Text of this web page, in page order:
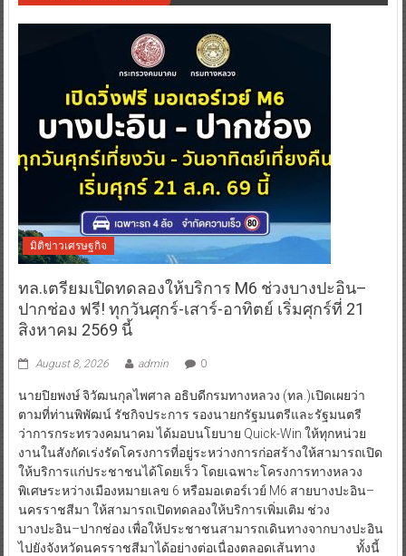
มิติข่าวเศรษฐกิจ
ทล.เตรียมเปิดทดลองให้บริการ M6 ช่วงบางปะอิน–
ปากช่อง ฟรี! ทุกวันศุกร์-เสาร์-อาทิตย์ เริ่มศุกร์ที่ 21
สิงหาคม 2569 นี้
August 8, 2026 admin 0
นายปิยพงษ์ จิวัฒนกุลไพศาล อธิบดีกรมทางหลวง (ทล.)เปิดเผยว่า
ตามที่ท่านพิพัฒน์ รัชกิจประการ รองนายกรัฐมนตรีและรัฐมนตรี
ว่าการกระทรวงคมนาคม ได้มอบนโยบาย Quick-Win ให้ทุกหน่วย
งานในสังกัดเร่งรัดโครงการที่อยู่ระหว่างการก่อสร้างให้สามารถเปิด
ให้บริการแก่ประชาชนได้โดยเร็ว โดยเฉพาะโครงการทางหลวง
พิเศษระหว่างเมืองหมายเลข 6 หรือมอเตอร์เวย์ M6 สายบางปะอิน–
นครราชสีมา ให้สามารถเปิดทดลองให้บริการเพิ่มเติม ช่วง
บางปะอิน–ปากช่อง เพื่อให้ประชาชนสามารถเดินทางจากบางปะอิน
ไปยังจังหวัดนครราชสีมาได้อย่างต่อเนื่องตลอดเส้นทาง ทั้งนี้